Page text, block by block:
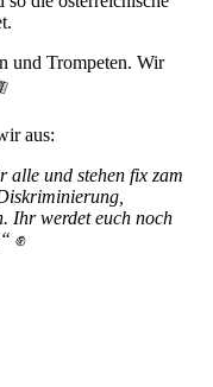
und Trompeten. Wir
aus:
alle und stehen fix zam
Ihr werdet euch noch
✊